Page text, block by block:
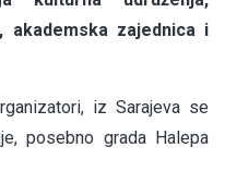
akademska zajednica i
iz Sarajeva se
posebno grada Halepa